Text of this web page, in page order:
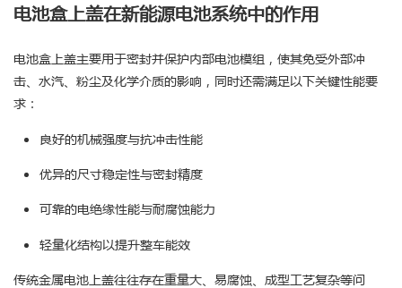
电池盒上盖在新能源电池系统中的作用
电池盒上盖主要用于密封并保护内部电池模组，使其免受外部冲
击、水汽、粉尘及化学介质的影响，同时还需满足以下关键性能要
求：
良好的机械强度与抗冲击性能
优异的尺寸稳定性与密封精度
可靠的电绝缘性能与耐腐蚀能力
轻量化结构以提升整车能效
传统金属电池上盖往往存在重量大、易腐蚀、成型工艺复杂等问